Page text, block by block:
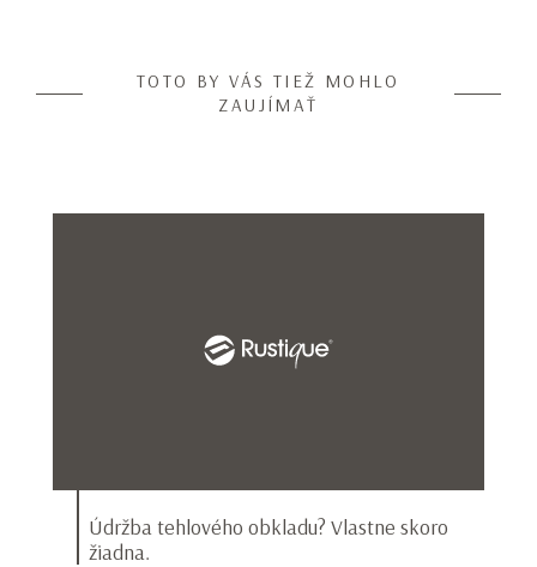
TOTO BY VÁS TIEŽ MOHLO
ZAUJÍMAŤ
Údržba tehlového obkladu? Vlastne skoro
žiadna.